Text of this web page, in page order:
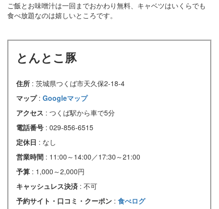
ご飯とお味噌汁は一回までおかわり無料、キャベツはいくらでも
食べ放題なのは嬉しいところです。
とんとこ豚
住所 : 茨城県つくば市天久保2-18-4
マップ : Googleマップ
アクセス : つくば駅から車で5分
電話番号 : 029-856-6515
定休日 : なし
営業時間 : 11:00～14:00／17:30～21:00
予算 : 1,000～2,000円
キャッシュレス決済 : 不可
予約サイト・口コミ・クーポン : 食べログ